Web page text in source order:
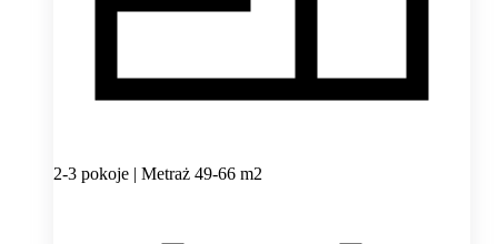
2-3 pokoje | Metraż 49-66 m2